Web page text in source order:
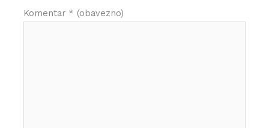
Komentar * (obavezno)